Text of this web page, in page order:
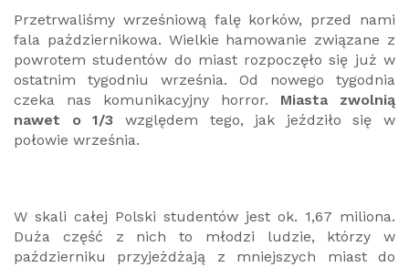
Przetrwaliśmy wrześniową falę korków, przed nami
fala październikowa. Wielkie hamowanie związane z
powrotem studentów do miast rozpoczęło się już w
ostatnim tygodniu września. Od nowego tygodnia
czeka nas komunikacyjny horror. Miasta zwolnią
nawet o 1/3 względem tego, jak jeździło się w
połowie września.
W skali całej Polski studentów jest ok. 1,67 miliona.
Duża część z nich to młodzi ludzie, którzy w
październiku przyjeżdżają z mniejszych miast do